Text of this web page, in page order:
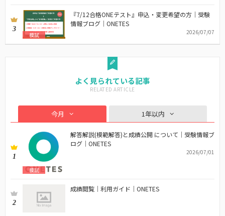
3
模試
『7/12合格ONEテスト』申込・変更希望の方｜受験
情報ブログ｜ONETES
2026/07/07
よく見られている記事
今月 1年以内
1
模試
解答解説(模範解答)と成績公開 について｜受験情報ブ
ログ｜ONETES
2026/07/01
2
成績閲覧｜利用ガイド｜ONETES